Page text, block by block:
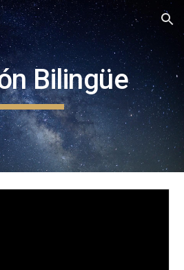
Skip to navigation
Bilingüe